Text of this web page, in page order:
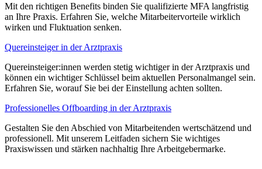
Mit den richtigen Benefits binden Sie qualifizierte MFA langfristig
an Ihre Praxis. Erfahren Sie, welche Mitarbeitervorteile wirklich
wirken und Fluktuation senken.
Quereinsteiger in der Arztpraxis
Quereinsteiger:innen werden stetig wichtiger in der Arztpraxis und
können ein wichtiger Schlüssel beim aktuellen Personalmangel sein.
Erfahren Sie, worauf Sie bei der Einstellung achten sollten.
Professionelles Offboarding in der Arztpraxis
Gestalten Sie den Abschied von Mitarbeitenden wertschätzend und
professionell. Mit unserem Leitfaden sichern Sie wichtiges
Praxiswissen und stärken nachhaltig Ihre Arbeitgebermarke.